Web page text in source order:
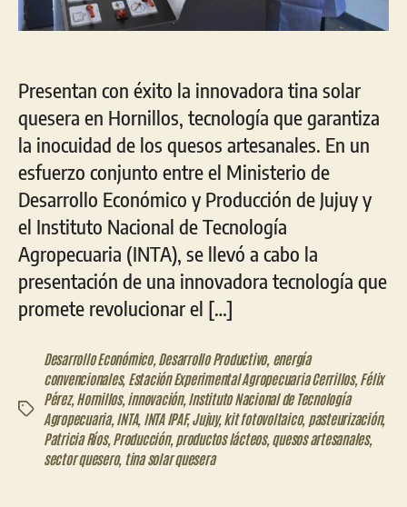
Presentan con éxito la innovadora tina solar
quesera en Hornillos, tecnología que garantiza
la inocuidad de los quesos artesanales. En un
esfuerzo conjunto entre el Ministerio de
Desarrollo Económico y Producción de Jujuy y
el Instituto Nacional de Tecnología
Agropecuaria (INTA), se llevó a cabo la
presentación de una innovadora tecnología que
promete revolucionar el […]
Etiquetas
Desarrollo Económico, Desarrollo Productivo, energía
convencionales, Estación Experimental Agropecuaria Cerrillos, Félix
Pérez, Hornillos, innovación, Instituto Nacional de Tecnología
Agropecuaria, INTA, INTA IPAF,Jujuy,kit fotovoltaico, pasteurización,
Patricia Ríos, Producción, productos lácteos, quesos artesanales,
sector quesero, tina solar quesera